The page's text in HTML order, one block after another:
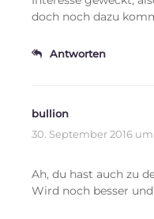
doch noch dazu
Antworten
bullion
30. September 2016
Ah, du hast auch zu
Wird noch besser